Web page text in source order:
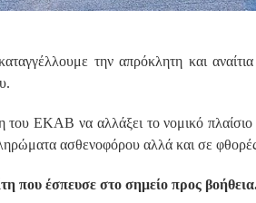
την απρόκλητη και
του ΕΚΑΒ να αλλάξει το νομικό
ασθενοφόρου αλλά και σε
που έσπευσε στο σημείο προς